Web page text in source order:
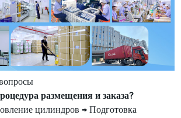
размещения и заказа?
цилиндров → Подготовка